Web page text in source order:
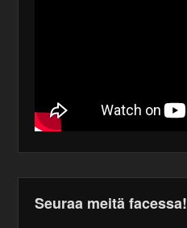
Seuraa meitä facessa!